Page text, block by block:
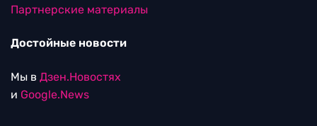
Партнерские материалы
Достойные новости
Мы в Дзен.Новостях
и Google.News